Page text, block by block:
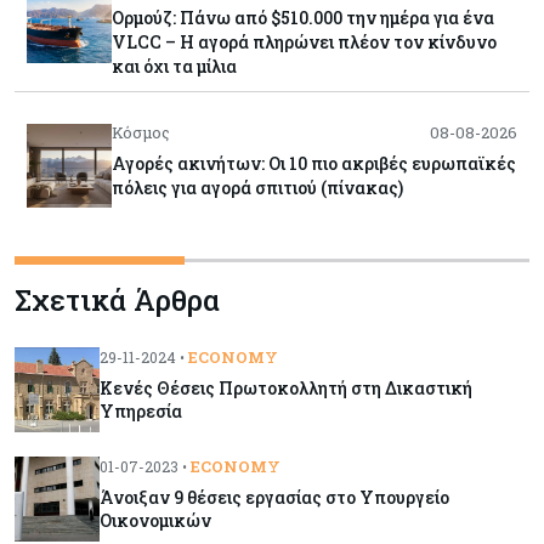
Ορμούζ: Πάνω από $510.000 την ημέρα για ένα
VLCC – Η αγορά πληρώνει πλέον τον κίνδυνο
και όχι τα μίλια
Κόσμος 08-08-2026
Αγορές ακινήτων: Οι 10 πιο ακριβές ευρωπαϊκές
πόλεις για αγορά σπιτιού (πίνακας)
Κόσμος 08-08-2026
Οι πυρκαγιές κατακαίνε την Ευρώπη, αλλά οι
ζημιές δεν είναι ασφαλισμένες
Κόσμος 08-08-2026
Γιατί οι κεντρικές τράπεζες αφήνουν τις αγορές
Κόσμος
Σχετικά Άρθρα
29-11-2024 • ECONOMY
Κενές Θέσεις Πρωτοκολλητή στη Δικαστική
Υπηρεσία
01-07-2023 • ECONOMY
Άνοιξαν 9 θέσεις εργασίας στο Υπουργείο
Οικονομικών